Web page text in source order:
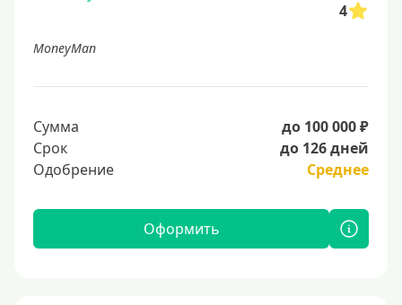
4
MoneyMan
Сумма
до 100 000 ₽
Срок
до 126 дней
Одобрение
Среднее
Оформить